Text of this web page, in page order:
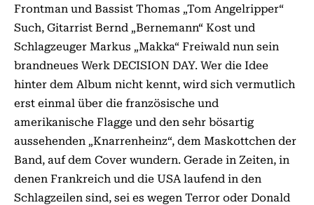
Frontman und Bassist Thomas „Tom Angelripper“
Such, Gitarrist Bernd „Bernemann“ Kost und
Schlagzeuger Markus „Makka“ Freiwald nun sein
brandneues Werk DECISION DAY. Wer die Idee
hinter dem Album nicht kennt, wird sich vermutlich
erst einmal über die französische und
amerikanische Flagge und den sehr bösartig
aussehenden „Knarrenheinz“, dem Maskottchen der
Band, auf dem Cover wundern. Gerade in Zeiten, in
denen Frankreich und die USA laufend in den
Schlagzeilen sind, sei es wegen Terror oder Donald